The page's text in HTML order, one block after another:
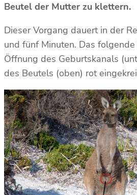
Beutel der Mutter zu klettern.
Dieser Vorgang dauert in der
und fünf Minuten. Das
Öffnung des Geburtskanals
des Beutels (oben) rot